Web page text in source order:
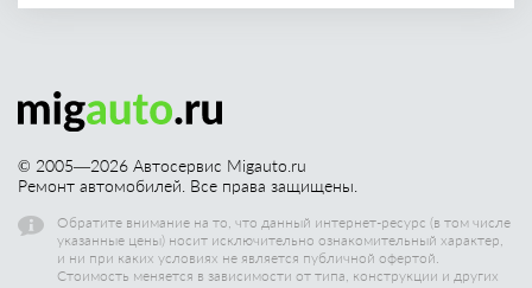
© 2005—2026 Автосервис Migauto.ru
Ремонт автомобилей. Все права защищены.
Обратите внимание на то, что данный интернет-ресурс (в том числе
указанные цены) носит исключительно ознакомительный характер,
и ни при каких условиях не является публичной офертой.
Стоимость меняется в зависимости от типа, конструкции и других